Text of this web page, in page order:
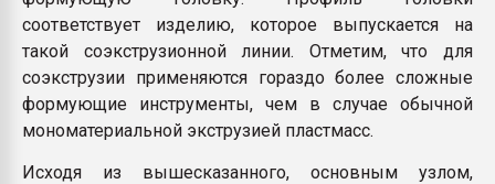
соответствует изделию, которое выпускается на
такой соэкструзионной линии. Отметим, что для
соэкструзии применяются гораздо более сложные
формующие инструменты, чем в случае обычной
мономатериальной экструзией пластмасс.
Исходя из вышесказанного, основным узлом,